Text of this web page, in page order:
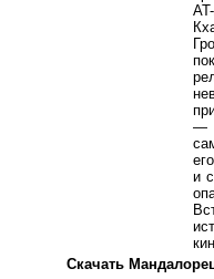
—
и
Скачать